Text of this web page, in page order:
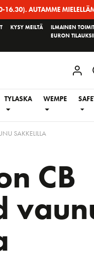
16.30). AUTAMME
KYSY MEILTÄ
ILMAINEN
EURON
TYLASKA WEMPE
SAKKELILLA
CB